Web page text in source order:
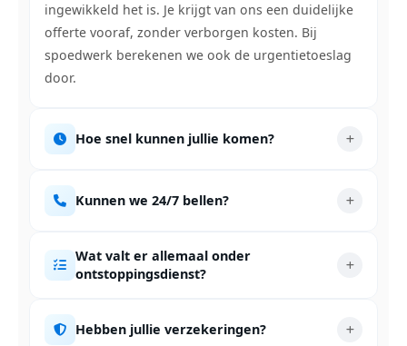
ingewikkeld het is. Je krijgt van ons een duidelijke
offerte vooraf, zonder verborgen kosten. Bij
spoedwerk berekenen we ook de urgentietoeslag
door.
Hoe snel kunnen jullie komen?
Kunnen we 24/7 bellen?
Wat valt er allemaal onder
ontstoppingsdienst?
Hebben jullie verzekeringen?